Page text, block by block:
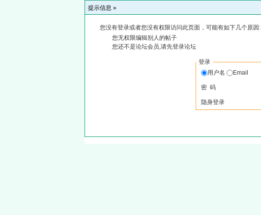
提示信息 »
您没有登录或者您没有权限访问此页面，可能有如下几个原因:
您无权限编辑别人的帖子
您还不是论坛会员,请先登录论坛
登录
用户名
Email
密 码
隐身登录